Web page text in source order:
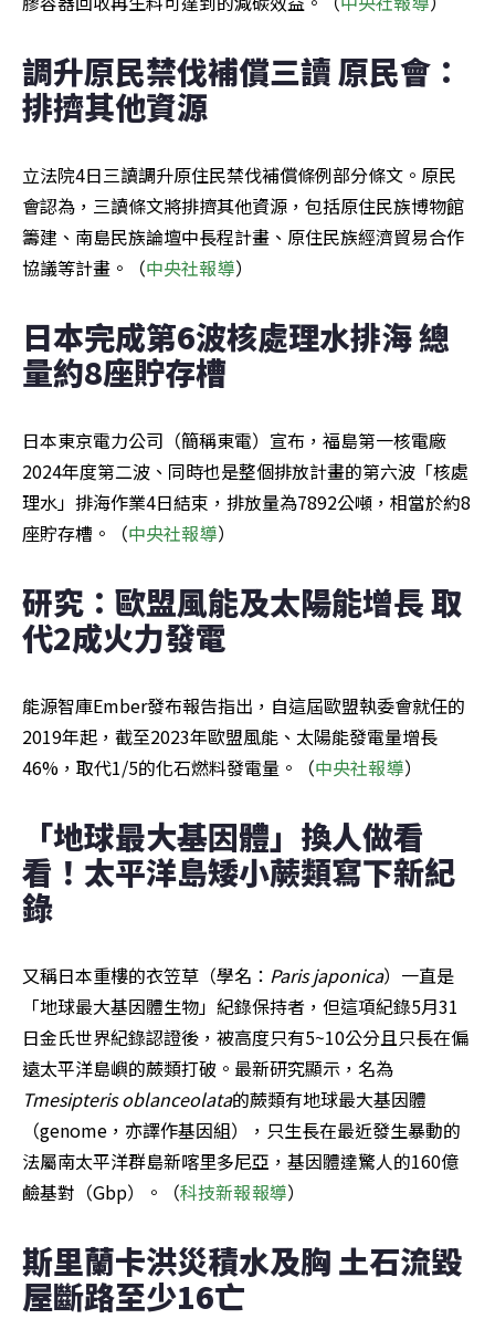
調升原民禁伐補償三讀 原民會：
排擠其他資源
立法院4日三讀調升原住民禁伐補償條例部分條文。原民
會認為，三讀條文將排擠其他資源，包括原住民族博物館
籌建、南島民族論壇中長程計畫、原住民族經濟貿易合作
協議等計畫。（中央社報導）
日本完成第6波核處理水排海 總
量約8座貯存槽
日本東京電力公司（簡稱東電）宣布，福島第一核電廠
2024年度第二波、同時也是整個排放計畫的第六波「核處
理水」排海作業4日結束，排放量為7892公噸，相當於約8
座貯存槽。（中央社報導）
研究：歐盟風能及太陽能增長 取
代2成火力發電
能源智庫Ember發布報告指出，自這屆歐盟執委會就任的
2019年起，截至2023年歐盟風能、太陽能發電量增長
46%，取代1/5的化石燃料發電量。（中央社報導）
「地球最大基因體」換人做看
看！太平洋島矮小蕨類寫下新紀
錄
又稱日本重樓的衣笠草（學名： Paris japonica）一直是
「地球最大基因體生物」紀錄保持者，但這項紀錄5月31
日金氏世界紀錄認證後，被高度只有5~10公分且只長在偏
遠太平洋島嶼的蕨類打破。最新研究顯示，名為
Tmesipteris oblanceolata的蕨類有地球最大基因體
（genome，亦譯作基因組），只生長在最近發生暴動的
法屬南太平洋群島新喀里多尼亞，基因體達驚人的160億
鹼基對（Gbp）。（科技新報報導）
斯里蘭卡洪災積水及胸 土石流毀
屋斷路至少16亡